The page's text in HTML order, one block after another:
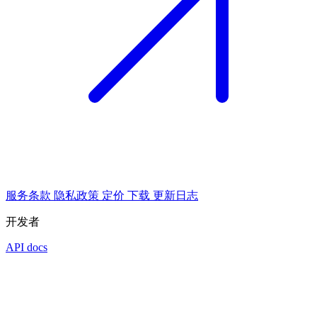
服务条款 隐私政策 定价 下载 更新日志
开发者
API docs